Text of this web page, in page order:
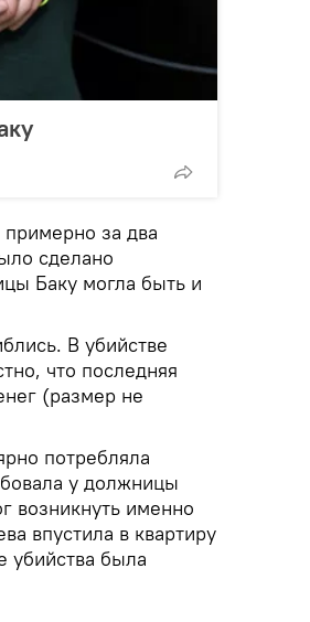
за два
сделано
Баку могла быть и
В убийстве
что последняя
(размер не
потребляла
у должницы
возникнуть именно
впустила в квартиру
убийства была